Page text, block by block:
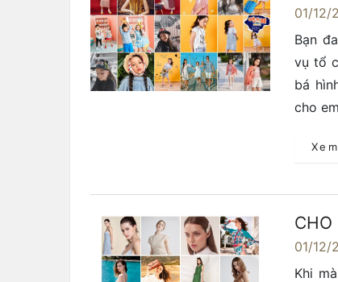
01/12/
Bạn
vụ tổ
bá
cho
CHO
01/12/
Khi